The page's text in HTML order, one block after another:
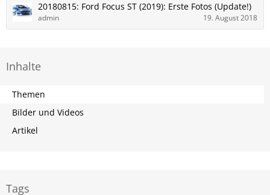
20180815: Ford Focus ST (2019): Erste Fotos (Update!)
admin 19. August 2018
Inhalte
Themen
Bilder und Videos
Artikel
Tags